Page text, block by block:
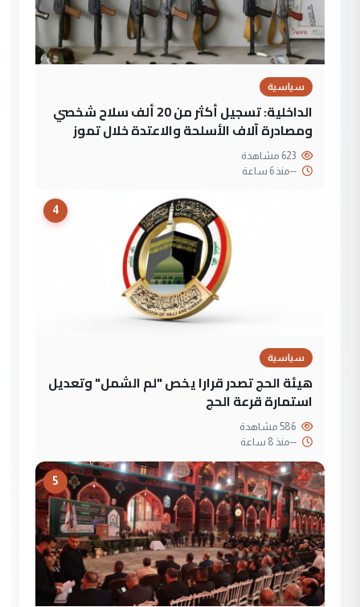
سياسية
الداخلية: تسجيل أكثر من 20 ألف سلاح شخصي
ومصادرة آلاف الأسلحة والاعتدة خلال تموز
--منذ 6 ساعة
4
سياسية
هيئة الحج تصدر قرارا يخص "لم الشمل" وتعديل
استمارة قرعة الحج
--منذ 8 ساعة
5